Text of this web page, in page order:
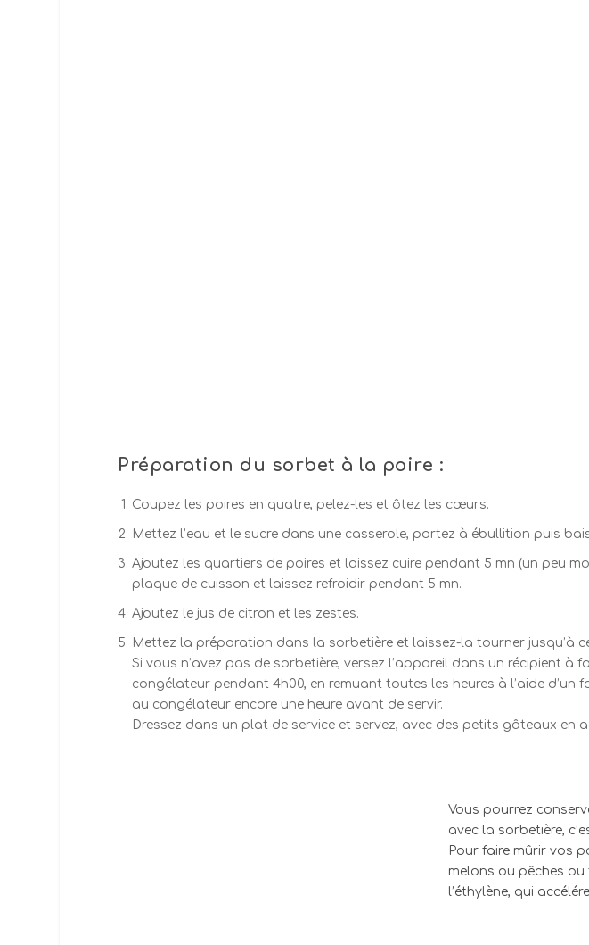
Préparation du sorbet à la poire :
Coupez les poires en quatre, pelez-les et ôtez les cœurs.
Mettez l’eau et le sucre dans une casserole, portez à ébullition puis
Ajoutez les quartiers de poires et laissez cuire pendant 5 mn (un peu
plaque de cuisson et laissez refroidir pendant 5 mn.
Ajoutez le jus de citron et les zestes.
Mettez la préparation dans la sorbetière et laissez-la tourner jusqu’à
Si vous n’avez pas de sorbetière, versez l’appareil dans un récipient
congélateur pendant 4h00, en remuant toutes les heures à l’aide
au congélateur encore une heure avant de servir.
Dressez dans un plat de service et servez, avec des petits gâteaux en
Vous pourrez
avec la sorbetière,
Pour faire mûrir vos
melons ou pêches
l’éthylène, qui